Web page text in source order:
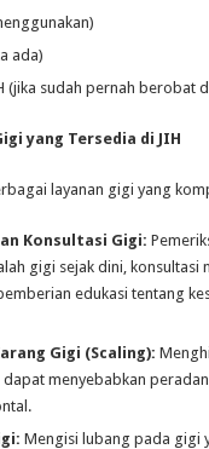
ada)
(jika sudah pernah berobat
yang Tersedia di JIH
layanan gigi yang
Konsultasi Gigi:
gigi sejak dini, konsultasi
edukasi tentang
Gigi (Scaling):
menyebabkan
Mengisi lubang pada gigi